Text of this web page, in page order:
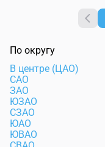
По округу
В центре (ЦАО)
САО
ЗАО
ЮЗАО
СЗАО
ЮАО
ЮВАО